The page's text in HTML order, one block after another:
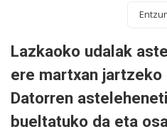
Lazkaoko udalak
ere martxan jartzeko
Datorren
bueltatuko da eta